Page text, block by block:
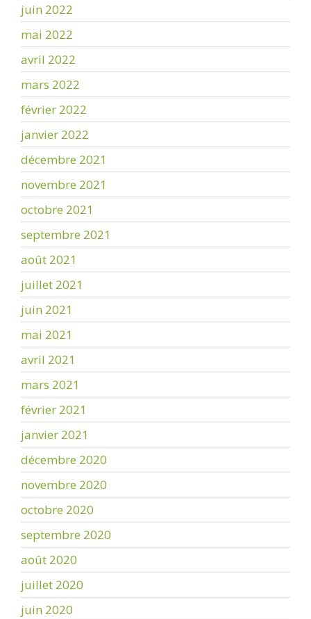
juin 2022
mai 2022
avril 2022
mars 2022
février 2022
janvier 2022
décembre 2021
novembre 2021
octobre 2021
septembre 2021
août 2021
juillet 2021
juin 2021
mai 2021
avril 2021
mars 2021
février 2021
janvier 2021
décembre 2020
novembre 2020
octobre 2020
septembre 2020
août 2020
juillet 2020
juin 2020